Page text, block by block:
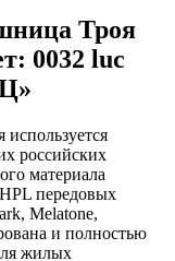
Троя
0032 luc
российских
материала
передовых
Melatone,
и полностью
жилых